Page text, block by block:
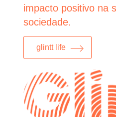
impacto positivo na
sociedade.
glintt life